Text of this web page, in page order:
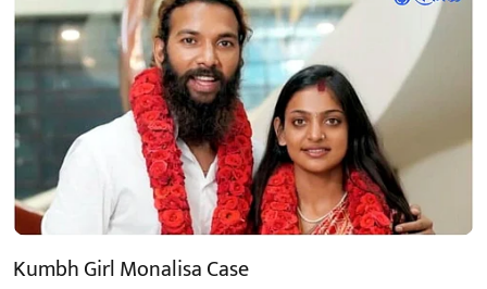
Kumbh Girl Monalisa Case